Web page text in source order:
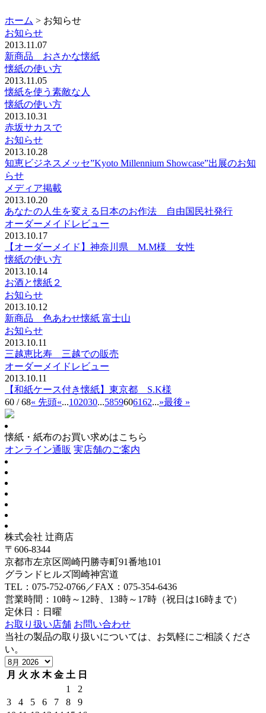
ホーム > お知らせ
お知らせ
2013.11.07
新商品 おさかな懐紙
懐紙の使い方
2013.11.05
懐紙を使う素敵な人
懐紙の使い方
2013.10.31
赤坂サカスで
お知らせ
2013.10.28
知恵ビジネスメッセ”Kyoto Millennium Showcase”出展のお知
らせ
メディア掲載
2013.10.20
あなたの人生を変える日本のお作法 自由国民社発行
オーダーメイドレビュー
2013.10.17
【オーダーメイド】神奈川県 M.M様 女性
懐紙の使い方
2013.10.14
お酒と懐紙２
お知らせ
2013.10.12
新商品 色あわせ懐紙 富士山
お知らせ
2013.10.11
三越恵比寿 三越での販売
オーダーメイドレビュー
2013.10.11
【和紙ケース付き懐紙】東京都 S.K様
60 / 68« 先頭«...102030...5859606162...»最後 »
懐紙・紙布のお買い求めはこちら
オンライン通販 実店舗のご案内
株式会社 辻商店
〒606-8344
京都市左京区岡崎円勝寺町91番地101
グランドヒルズ岡崎神宮道
TEL：075-752-0766／FAX：075-354-6436
営業時間：10時～12時、13時～17時（祝日は16時まで）
定休日：日曜
お取り扱い店舗 お問い合わせ
当社の製品の取り扱いについては、お気軽にご相談くださ
い。
月 火 水 木 金 土 日
1
2
3
4 5 6 7 8
9